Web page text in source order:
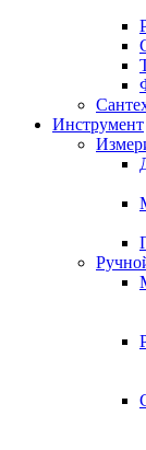
Инструмент